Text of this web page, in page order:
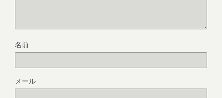
名前
メール